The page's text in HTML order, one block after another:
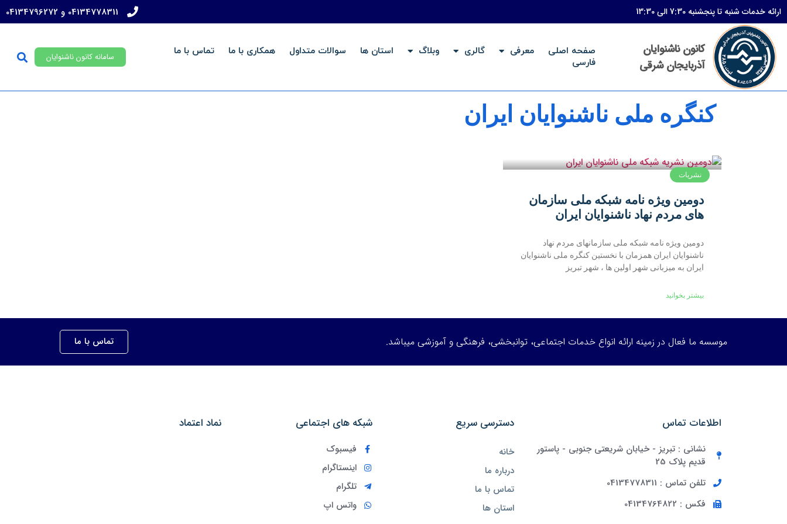
ارائه خدمات شنبه تا پنجشنبه 7:30 الی 13:30 04134778311 و 04134796272
کانون ناشنوایان
آذربایجان شرقی
صفحه اصلی معرفی گالری وبلاگ استان ها سوالات متداول همکاری با ما
تماس با ما
فارسی
سامانه کانون ناشنوایان
کنگره ملی ناشنوایان ایران
نشریات
دومین ویژه نامه شبکه ملی سازمان
های مردم نهاد ناشنوایان ایران
دومین ویژه نامه شبکه ملی سازمانهای مردم نهاد
ناشنوایان ایران همزمان با نخستین کنگره ملی ناشنوایان
ایران به میزبانی شهر اولین ها ، شهر تبریز
بیشتر بخوانید
موسسه ما فعال در زمینه ارائه انواع خدمات اجتماعی، توانبخشی، فرهنگی و آموزشی میباشد. تماس با ما
اطلاعات تماس
نشانی : تبریز - خیابان شریعتی جنوبی - پاستور
قدیم پلاک 25
تلفن تماس : 04134778311
فکس : 04134764822
دسترسی سریع
خانه
درباره ما
تماس با ما
استان ها
شبکه های اجتماعی
فیسبوک
اینستاگرام
تلگرام
واتس اپ
نماد اعتماد